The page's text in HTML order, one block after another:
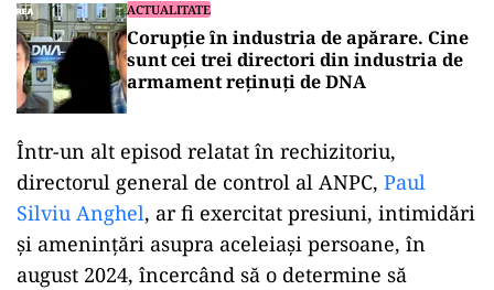
ACTUALITATE
Corupție în industria de apărare. Cine
sunt cei trei directori din industria de
armament reținuți de DNA
Într-un alt episod relatat în rechizitoriu,
directorul general de control al ANPC, Paul
Silviu Anghel, ar fi exercitat presiuni, intimidări
și amenințări asupra aceleiași persoane, în
august 2024, încercând să o determine să